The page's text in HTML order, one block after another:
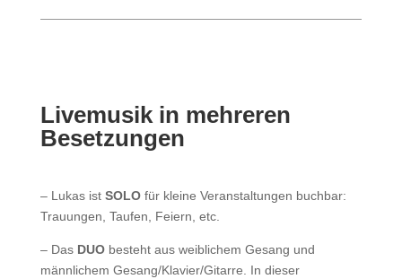
Livemusik in mehreren
Besetzungen
– Lukas ist SOLOfür kleine Veranstaltungen buchbar:
Trauungen, Taufen, Feiern, etc.
– Das DUObesteht aus weiblichem Gesang und
männlichem Gesang/Klavier/Gitarre. In dieser